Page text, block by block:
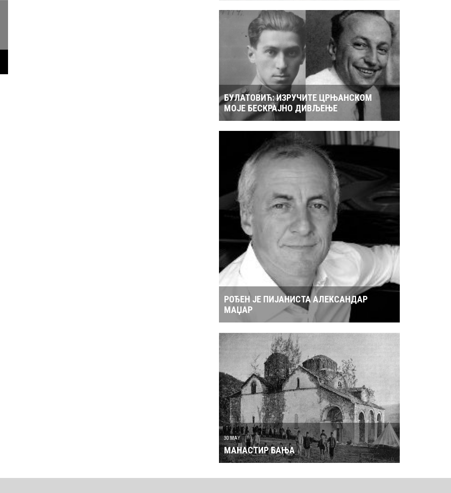
БУЛАТОВИЋ: ИЗРУЧИТЕ ЦРЊАНСКОМ
МОЈЕ БЕСКРАЈНО ДИВЉЕЊЕ
РОЂЕН ЈЕ ПИЈАНИСТА АЛЕКСАНДАР
МАЏАР
30 MAY
МАНАСТИР БАЊА